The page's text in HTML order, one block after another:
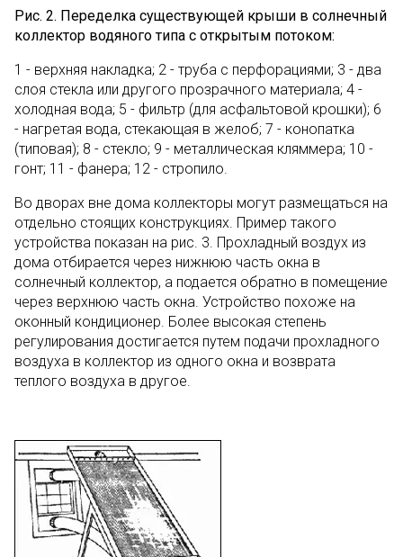
Рис. 2. Переделка существующей крыши в солнечный
коллектор водяного типа с открытым потоком:
1 - верхняя накладка; 2 - труба с перфорациями; 3 - два
слоя стекла или другого прозрачного материала; 4 -
холодная вода; 5 - фильтр (для асфальтовой крошки); 6
- нагретая вода, стекающая в желоб; 7 - конопатка
(типовая); 8 - стекло; 9 - металлическая кляммера; 10 -
гонт; 11 - фанера; 12 - стропило.
Во дворах вне дома коллекторы могут размещаться на
отдельно стоящих конструкциях. Пример такого
устройства показан на рис. 3. Прохладный воздух из
дома отбирается через нижнюю часть окна в
солнечный коллектор, а подается обратно в помещение
через верхнюю часть окна. Устройство похоже на
оконный кондиционер. Более высокая степень
регулирования достигается путем подачи прохладного
воздуха в коллектор из одного окна и возврата
теплого воздуха в другое.